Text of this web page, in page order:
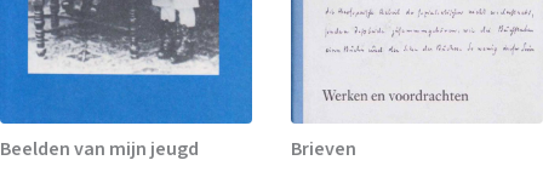
Beelden van mijn jeugd Brieven